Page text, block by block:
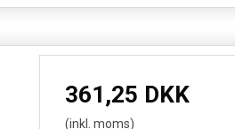
361,25 DKK
(inkl. moms)